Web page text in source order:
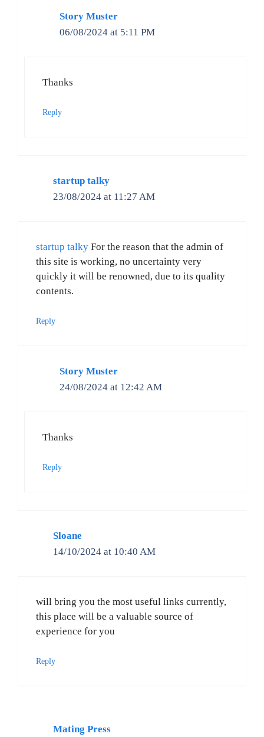
Story Muster
06/08/2024 at 5:11 PM
Thanks
Reply
startup talky
23/08/2024 at 11:27 AM
startup talky For the reason that the admin of
this site is working, no uncertainty very
quickly it will be renowned, due to its quality
contents.
Reply
Story Muster
24/08/2024 at 12:42 AM
Thanks
Reply
Sloane
14/10/2024 at 10:40 AM
will bring you the most useful links currently,
this place will be a valuable source of
experience for you
Reply
Mating Press